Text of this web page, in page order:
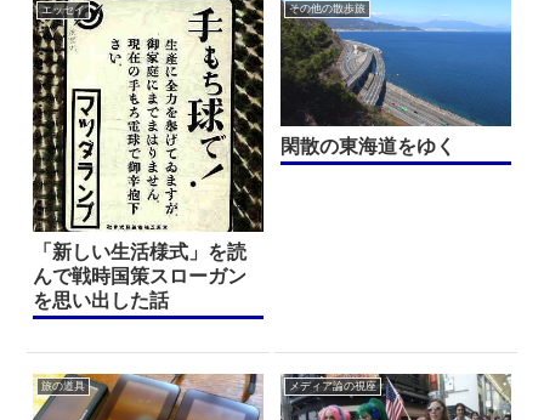
エッセイ
「新しい生活様式」を読
んで戦時国策スローガン
を思い出した話
その他の散歩旅
閑散の東海道をゆく
旅の道具 メディア論の視座